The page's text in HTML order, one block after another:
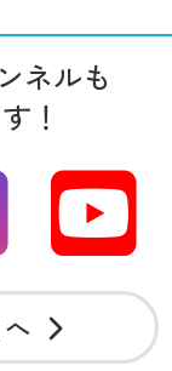
ネルも
！